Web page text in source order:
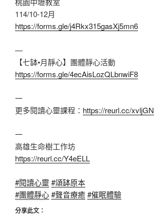
114/10-12月
https://forms.gle/j4Rkx315gasXj5mn6
—
【七缽•月靜心】團體靜心活動
https://forms.gle/4ecAisLozQLbnwiF8
一
更多閱讀心靈課程： https://reurl.cc/xvljGN
一
高雄生命樹工作坊
https://reurl.cc/Y4eELL
#閱讀心靈 #頌缽原本
#團體靜心#聲音療癒#催眠體驗
分享此文：